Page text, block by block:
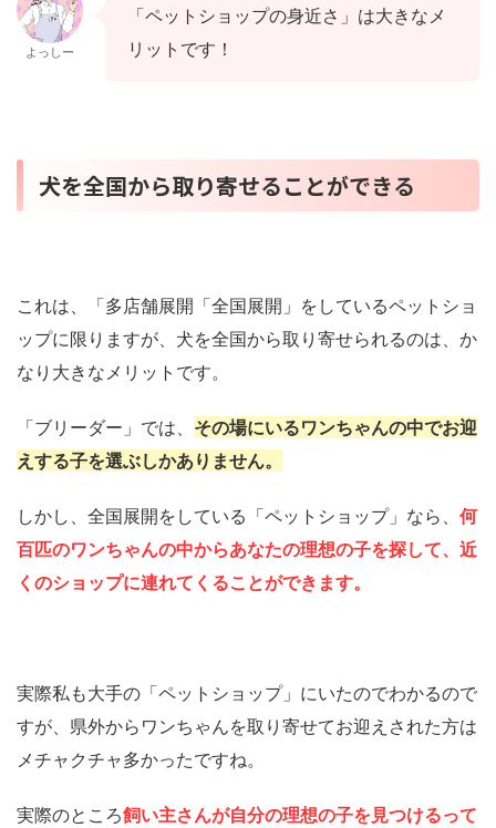
よっしー
「ペットショップの身近さ」は大きなメ
リットです！
犬を全国から取り寄せることができる
これは、「多店舗展開「全国展開」をしているペットショ
ップに限りますが、犬を全国から取り寄せられるのは、か
なり大きなメリットです。
「ブリーダー」では、 その場にいるワンちゃんの中でお迎
えする子を選ぶしかありません。
しかし、全国展開をしている「ペットショップ」なら、 何
百匹のワンちゃんの中からあなたの理想の子を探して、近
くのショップに連れてくることができます。
実際私も大手の「ペットショップ」にいたのでわかるので
すが、県外からワンちゃんを取り寄せてお迎えされた方は
メチャクチャ多かったですね。
実際のところ飼い主さんが自分の理想の子を見つけるって